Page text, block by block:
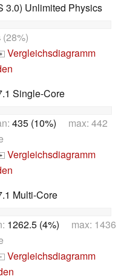
3.0) Unlimited Physics
(28%)
+ Vergleichsdiagramm
Single-Core
435 (10%) max: 442
+ Vergleichsdiagramm
Multi-Core
1262.5 (4%) max: 1436
- Vergleichsdiagramm